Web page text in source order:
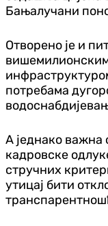
Бањалучани
Отворено је и
потребама
А једнако важна
кадровске
стручних
утицај бити